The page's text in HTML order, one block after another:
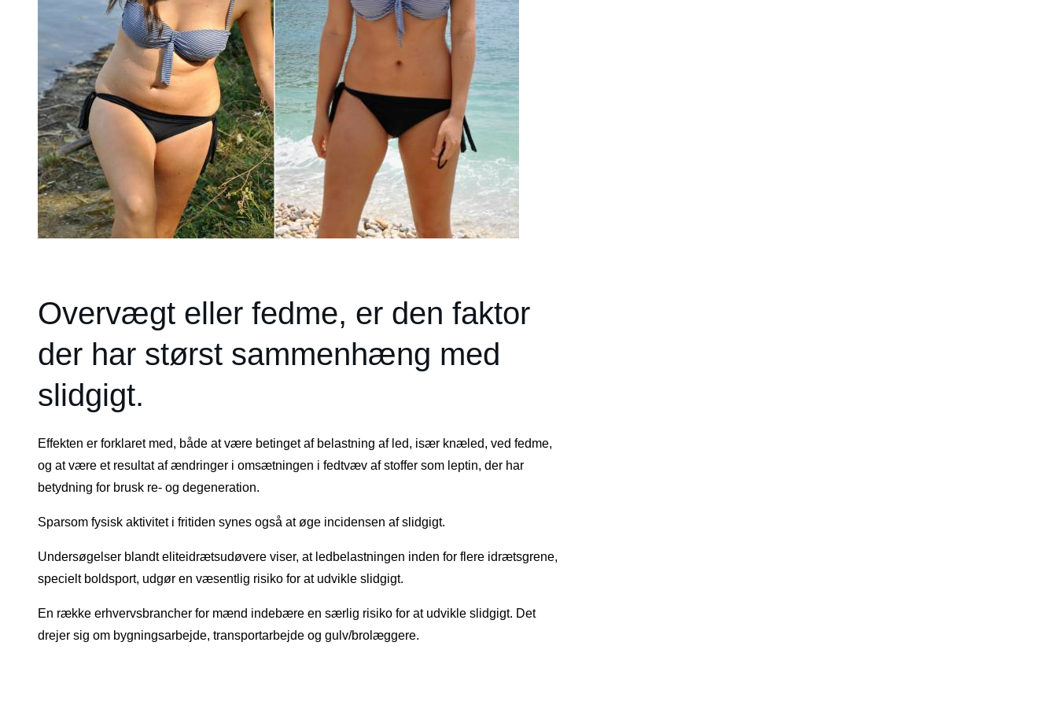
Overvægt eller fedme, er den faktor
der har størst sammenhæng med
slidgigt.
Effekten er forklaret med, både at være betinget af belastning af led, især knæled, ved fedme,
og at være et resultat af ændringer i omsætningen i fedtvæv af stoffer som leptin, der har
betydning for brusk re- og degeneration.
Sparsom fysisk aktivitet i fritiden synes også at øge incidensen af slidgigt.
Undersøgelser blandt eliteidrætsudøvere viser, at ledbelastningen inden for flere idrætsgrene,
specielt boldsport, udgør en væsentlig risiko for at udvikle slidgigt.
En række erhvervsbrancher for mænd indebære en særlig risiko for at udvikle slidgigt. Det
drejer sig om bygningsarbejde, transportarbejde og gulv/brolæggere.